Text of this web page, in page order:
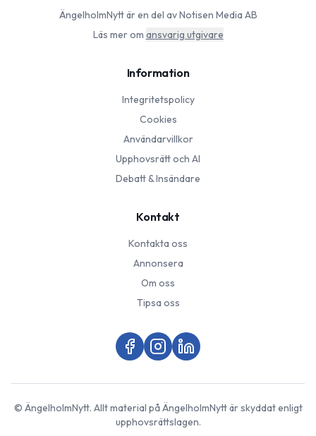
ÄngelholmNyttär en del av Notisen Media AB
Läs mer om ansvarig utgivare
Information
Integritetspolicy
Cookies
Användarvillkor
Upphovsrätt och AI
Debatt & Insändare
Kontakt
Kontakta oss
Annonsera
Om oss
Tipsa oss
© ÄngelholmNytt. Allt material påÄngelholmNyttär skyddat enligt
upphovsrättslagen.